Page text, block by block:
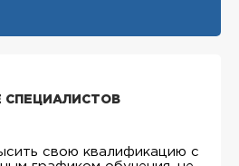
СПЕЦИАЛИСТОВ
свою квалификацию с